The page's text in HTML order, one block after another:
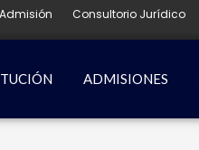
Admisión Consultorio Jurídico
ADMISIONES